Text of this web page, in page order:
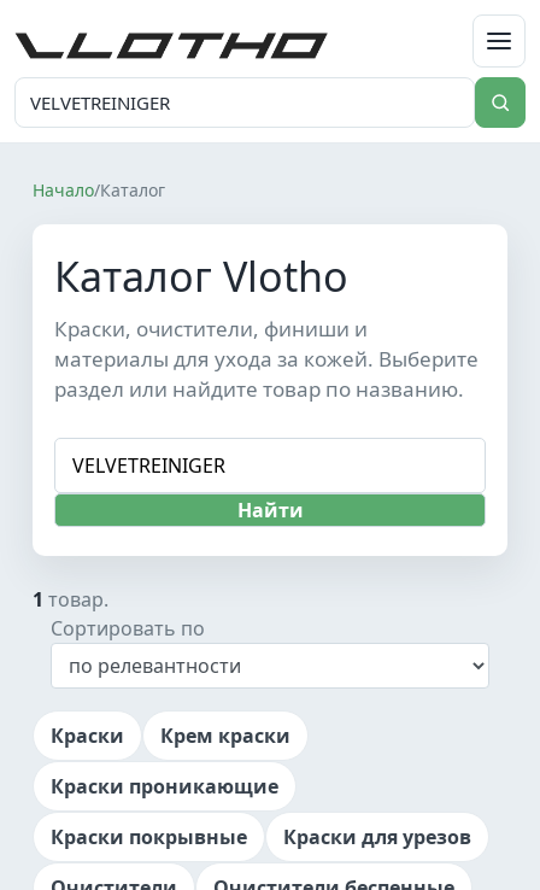
VLOTHO
Начало/Каталог
Каталог Vlotho
Краски, очистители, финиши и
материалы для ухода за кожей. Выберите
раздел или найдите товар по названию.
Найти
1 товар.
Сортировать по
Краски
Крем краски
Краски проникающие
Краски покрывные
Краски для урезов